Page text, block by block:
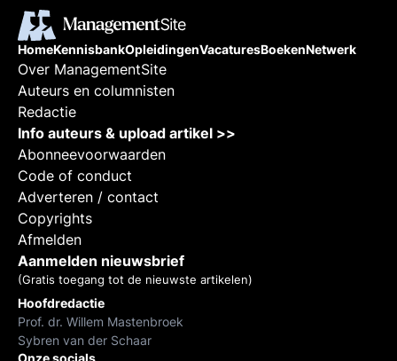
HomeKennisbankOpleidingenVacaturesBoekenNetwerk
Over ManagementSite
Auteurs en columnisten
Redactie
Info auteurs & upload artikel >>
Abonneevoorwaarden
Code of conduct
Adverteren / contact
Copyrights
Afmelden
Aanmelden nieuwsbrief
(Gratis toegang tot de nieuwste artikelen)
Hoofdredactie
Prof. dr. Willem Mastenbroek
Sybren van der Schaar